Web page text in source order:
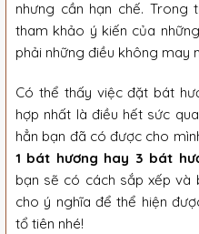
nhưng cần hạn chế. Trong
tham khảo ý kiến của
phải những điều không may
Có thể thấy việc đặt bát
hợp nhất là điều hết sức
hẳn bạn đã có được cho
1 bát hương hay 3 bát
bạn sẽ có cách sắp xếp
cho ý nghĩa để thể hiện
tổ tiên nhé!